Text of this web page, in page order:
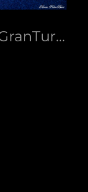
2024-Maserati-GranTurismo-110-Anniverssario-03